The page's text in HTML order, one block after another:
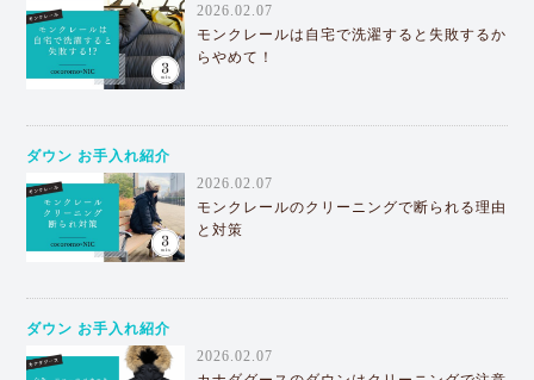
2026.02.07
モンクレールは自宅で洗濯すると失敗するか
らやめて！
ダウン お手入れ紹介
2026.02.07
モンクレールのクリーニングで断られる理由
と対策
ダウン お手入れ紹介
2026.02.07